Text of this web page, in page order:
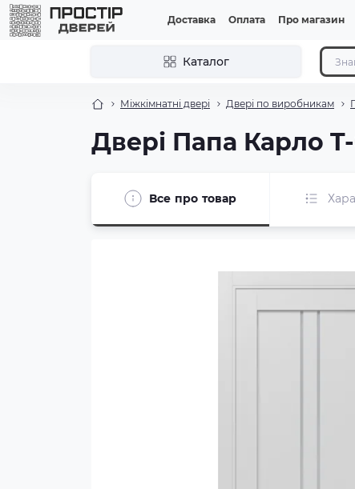
Доставка Оплата Про магазин
Каталог
Міжкімнатні двері Двері по виробникам
Двері Папа Карло
Все про товар